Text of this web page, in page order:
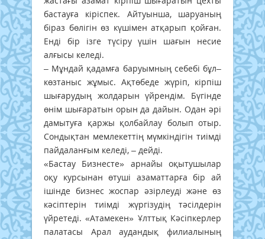
бастауға кіріспек. Айтуынша, шаруаның
біраз бөлігін өз күшімен атқарып қойған.
Енді бір ізге түсіру үшін шағын несие
алғысы келеді.
– Мұндай қадамға баруымның себебі бұл–
көзтаныс жұмыс. Ақтөбеде жүріп, кірпіш
шығарудың жолдарын үйрендім. Бүгінде
өнім шығаратын орын да дайын. Одан әрі
дамытуға қаржы қолбайлау болып отыр.
Сондықтан мемлекеттің мүмкіндігін тиімді
пайдаланғым келеді, – дейді.
«Бастау Бизнесте» арнайы оқытушылар
оқу курсынан өтуші азаматтарға бір ай
ішінде бизнес жоспар әзірлеуді және өз
кәсіптерін тиімді жүргізудің тәсілдерін
үйретеді. «Атамекен» Ұлттық Кәсіпкерлер
палатасы Арал аудандық филиалының